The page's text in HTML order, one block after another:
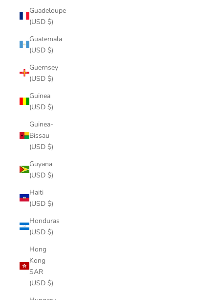
Guadeloupe
(USD $)
Guatemala
(USD $)
Guernsey
(USD $)
Guinea
(USD $)
Guinea-
Bissau
(USD $)
Guyana
(USD $)
Haiti
(USD $)
Honduras
(USD $)
Hong
Kong
SAR
(USD $)